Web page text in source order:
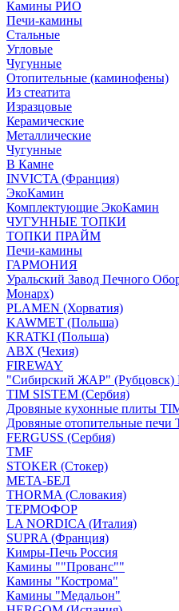
Камины РИО
Печи-камины
Стальные
Угловые
Чугунные
Отопительные (каминофены)
Из стеатита
Изразцовые
Керамические
Металлические
Чугунные
В Камне
INVICTA (Франция)
ЭкоКамин
Комплектующие ЭкоКамин
ЧУГУННЫЕ ТОПКИ
ТОПКИ ПРАЙМ
Печи-камины
ГАРМОНИЯ
Уральский Завод Печного
Монарх)
PLAMEN (Хорватия)
KAWMET (Польша)
KRATKI (Польша)
ABX (Чехия)
FIREWAY
"Сибирский ЖАР" (Рубцовск)
TIM SISTEM (Сербия)
Дровяные кухонные плиты
Дровяные отопительные печи
FERGUSS (Сербия)
TMF
STOKER (Стокер)
МЕТА-БЕЛ
THORMA (Словакия)
ТЕРМОФОР
LA NORDICA (Италия)
SUPRA (Франция)
Кимры-Печь Россия
Камины ""Прованс""
Камины "Кострома"
Камины "Медальон"